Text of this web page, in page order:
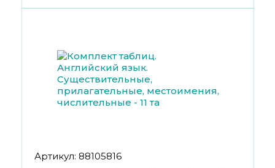
Артикул: 88105816